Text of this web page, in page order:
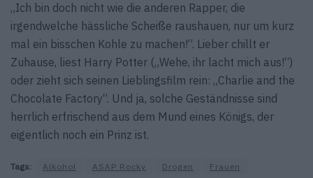
„Ich bin doch nicht wie die anderen Rapper, die
irgendwelche hässliche Scheiße raushauen, nur um kurz
mal ein bisschen Kohle zu machen!“. Lieber chillt er
Zuhause, liest Harry Potter („Wehe, ihr lacht mich aus!“)
oder zieht sich seinen Lieblingsfilm rein: „Charlie and the
Chocolate Factory“. Und ja, solche Geständnisse sind
herrlich erfrischend aus dem Mund eines Königs, der
eigentlich noch ein Prinz ist.
Tags: Alkohol ASAP Rocky Drogen
Frauen